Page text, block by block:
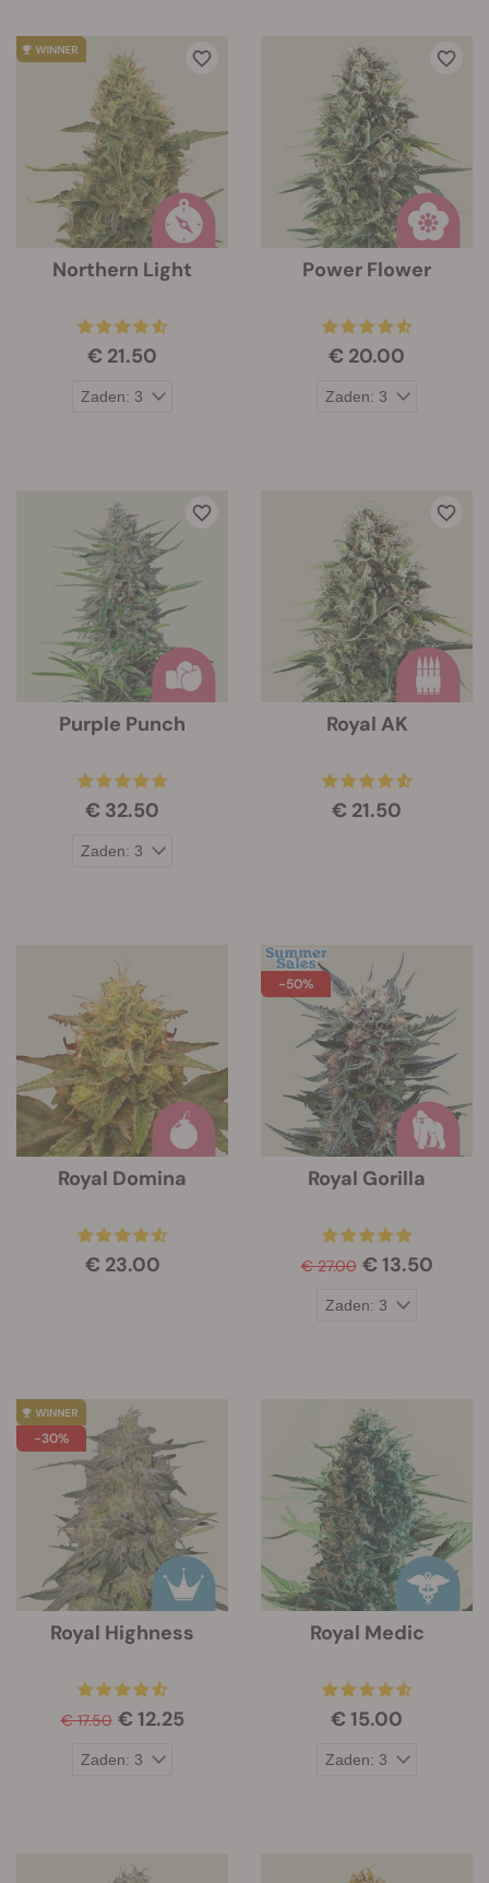
Northern Light
€ 21.50
Power Flower
€ 20.00
Purple Punch
€ 32.50
Royal AK
€ 21.50
Royal Domina
€ 23.00
-50%
Royal Gorilla
€ 27.00 € 13.50
-30%
Royal Highness
€ 17.50 € 12.25
Royal Medic
€ 15.00